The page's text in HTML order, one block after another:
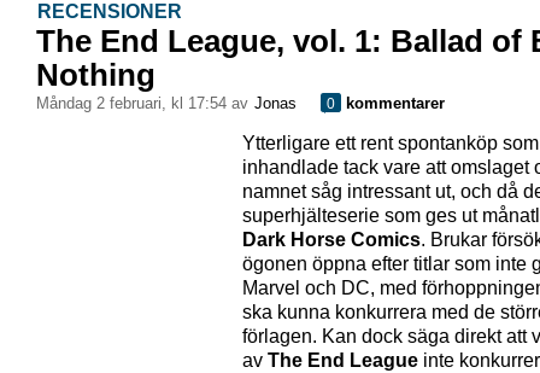
RECENSIONER
The End League, vol. 1: Ballad of
Nothing
måndag 2 februari, kl 17:54 av Jonas 0 kommentarer
Ytterligare ett rent spontanköp
inhandlade tack vare att omslaget
namnet såg intressant ut, och då
superhjälteserie som ges ut
Dark Horse Comics. Brukar
ögonen öppna efter titlar som inte
Marvel och DC, med
ska kunna konkurrera med de
förlagen. Kan dock säga direkt att
av The End League inte